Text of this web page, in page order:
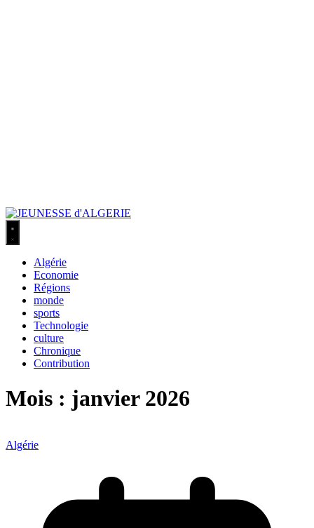
Algérie
Economie
Régions
monde
sports
Technologie
culture
Chronique
Contribution
Mois : janvier 2026
Algérie